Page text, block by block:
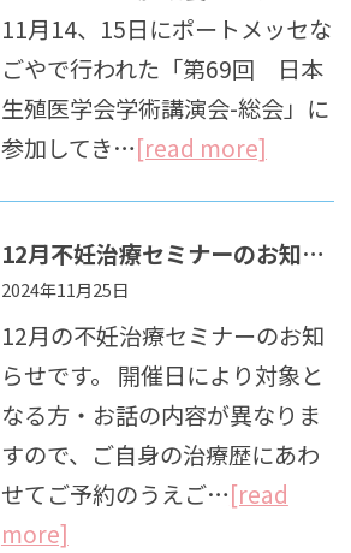
11月14、15日にポートメッセな
ごやで行われた「第69回 日本
生殖医学会学術講演会-総会」に
参加してき…[read more]
12月不妊治療セミナーのお知らせ
2024年11月25日
12月の不妊治療セミナーのお知
らせです。 開催日により対象と
なる方・お話の内容が異なりま
すので、ご自身の治療歴にあわ
せてご予約のうえご…[read
more]